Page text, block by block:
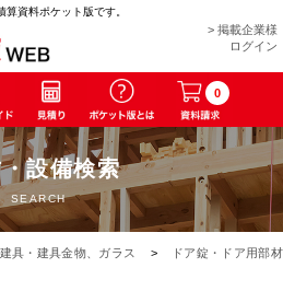
資料ポケット版です。
> 掲載企業様
ログイン
0
設備検索
SEARCH
建具・建具金物、ガラス >
ドア錠・ドア用部材